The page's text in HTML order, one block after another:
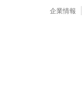
企業情報